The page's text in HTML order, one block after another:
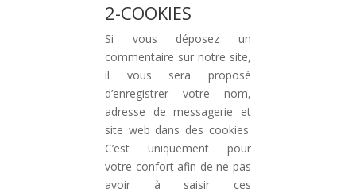
2-COOKIES
Si vous déposez un
commentaire sur notre site,
il vous sera proposé
d’enregistrer votre nom,
adresse de messagerie et
site web dans des cookies.
C’est uniquement pour
votre confort afin de ne pas
avoir à saisir ces